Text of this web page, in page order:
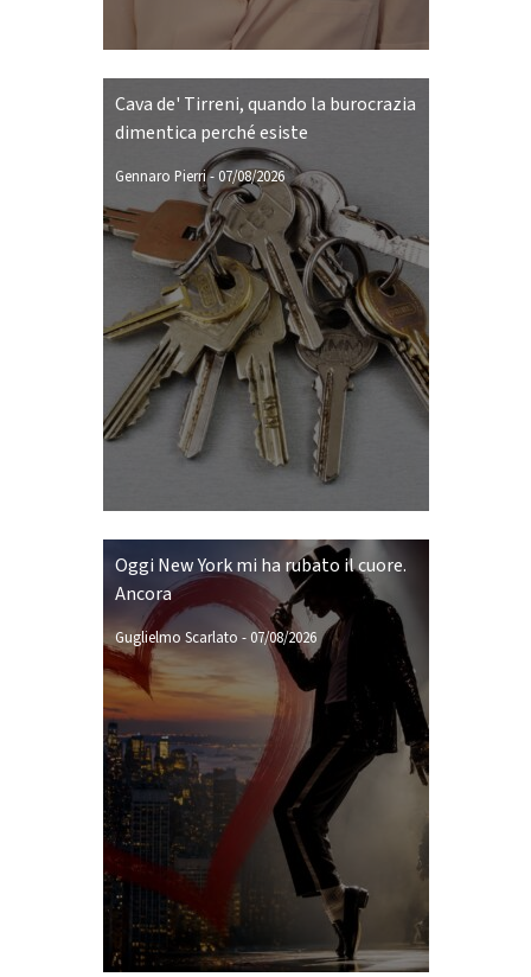
Cava de' Tirreni, quando la burocrazia
dimentica perché esiste
Gennaro Pierri- 07/08/2026
Oggi New York mi ha rubato il cuore.
Ancora
Guglielmo Scarlato -07/08/2026